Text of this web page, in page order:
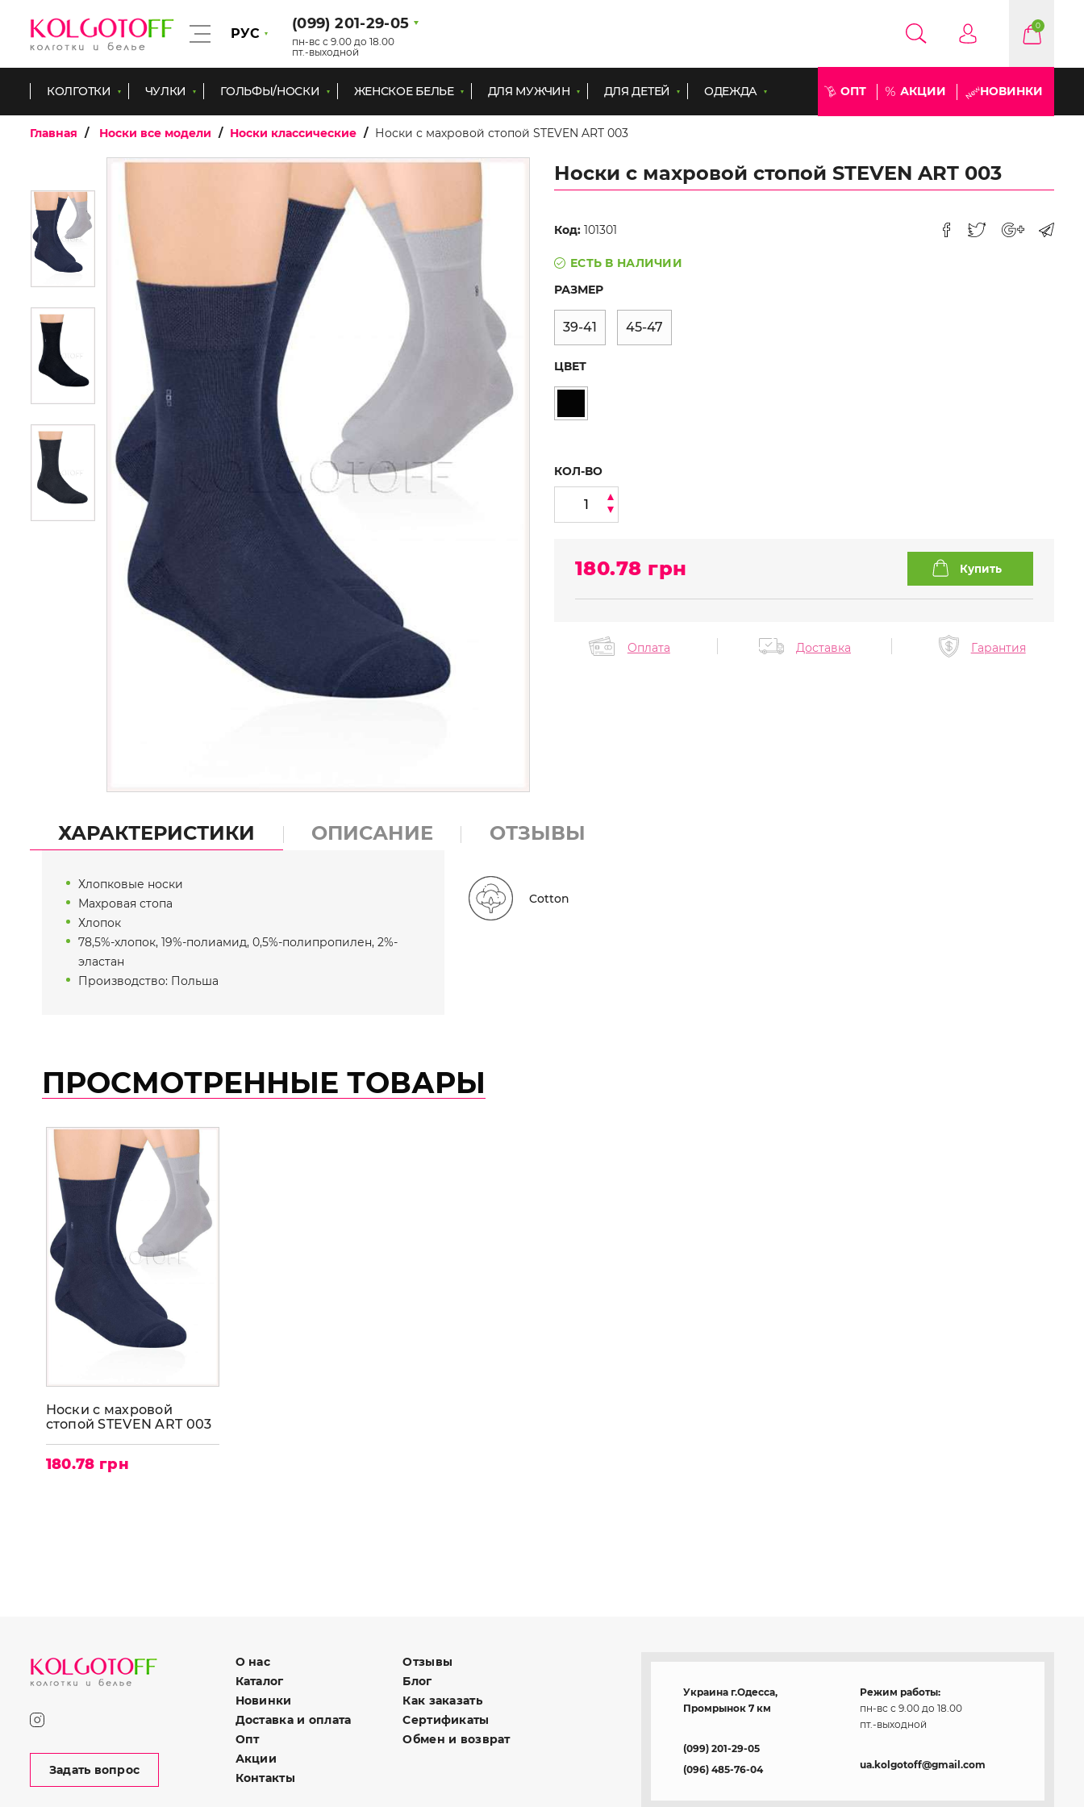
РУС
(099) 201-29-05
пн-вс с 9.00 до 18.00
пт.-выходной
0
КОЛГОТКИ ЧУЛКИ ГОЛЬФЫ/НОСКИ ЖЕНСКОЕ БЕЛЬЕ ДЛЯ МУЖЧИН ДЛЯ ДЕТЕЙ ОДЕЖДА ОПТ АКЦИИ НОВИНКИ
Главная Носки все модели Носки классические Носки с махровой стопой STEVEN ART 003
Носки с махровой стопой STEVEN ART 003
Код: 101301
ЕСТЬ В НАЛИЧИИ
РАЗМЕР
39-41 45-47
ЦВЕТ
КОЛ-ВО
180.78 грн
Оплата Доставка Гарантия
ХАРАКТЕРИСТИКИ ОПИСАНИЕ ОТЗЫВЫ
Хлопковые носки
Махровая стопа
Хлопок
78,5%-хлопок, 19%-полиамид, 0,5%-полипропилен, 2%-
эластан
Производство: Польша
Cotton
ПРОСМОТРЕННЫЕ ТОВАРЫ
Носки с махровой
стопой STEVEN ART 003
180.78 грн
Задать вопрос
О нас
Каталог
Новинки
Доставка и оплата
Опт
Акции
Контакты
Отзывы
Блог
Как заказать
Сертификаты
Обмен и возврат
Украина г.Одесса,
Промрынок 7 км
(099) 201-29-05
(096) 485-76-04
Режим работы:
пн-вс с 9.00 до 18.00
пт.-выходной
ua.kolgotoff@gmail.com